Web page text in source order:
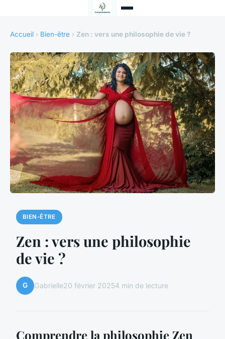
Accueil › Bien-être › Zen : vers une philosophie de vie ?
BIEN-ÊTRE
Zen : vers une philosophie
de vie ?
G Gabrielle20 février 20254 min de lecture
Comprendre la philosophie Zen